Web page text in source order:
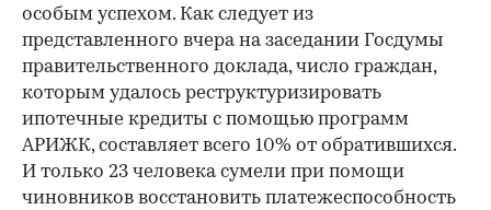
особым успехом. Как следует из
представленного вчера на заседании Госдумы
правительственного доклада, число граждан,
которым удалось реструктуризировать
ипотечные кредиты с помощью программ
АРИЖК, составляет всего 10% от обратившихся.
И только 23 человека сумели при помощи
чиновников восстановить платежеспособность